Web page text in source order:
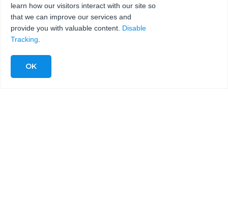
learn how our visitors interact with our site so
that we can improve our services and
provide you with valuable content. Disable
Tracking